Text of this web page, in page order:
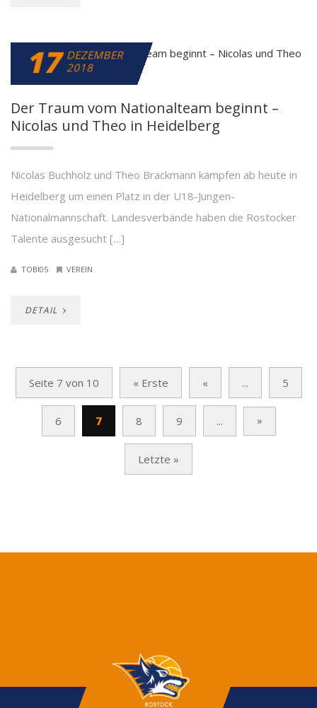
17 DEZEMBER
2018
Der Traum vom Nationalteam beginnt –
Nicolas und Theo in Heidelberg
Nicolas Buchholz und Theo Brackmann kämpfen ab heute in
Heidelberg um einen Platz in der U18-Jungen-
Nationalmannschaft. Landesverbände haben die Rostocker
Talente ausgesucht […]
TOBI05 VEREIN
DETAIL
Seite 7 von 10 « Erste « ... 5
6 7 8 9 ... »
Letzte »